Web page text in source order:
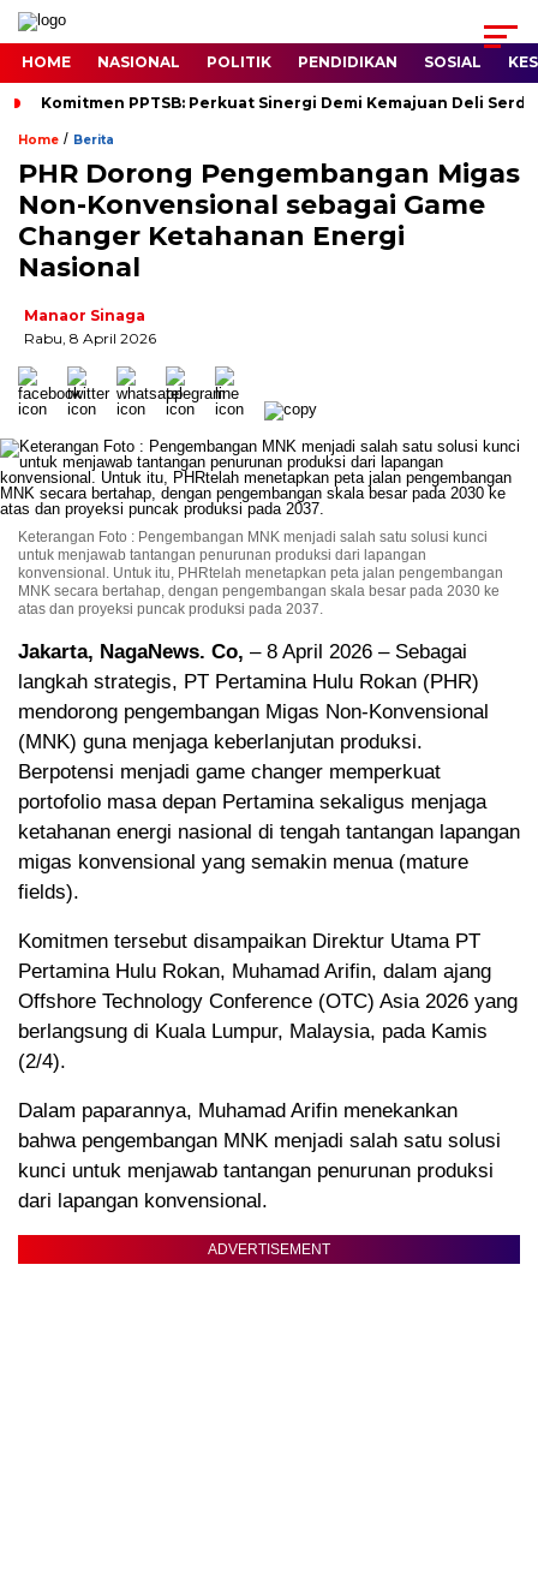
HOME NASIONAL POLITIK PENDIDIKAN SOSIAL
Komitmen PPTSB: Perkuat Sinergi Demi Kemajuan Deli
Home / Berita
PHR Dorong Pengembangan Migas
Non-Konvensional sebagai Game
Changer Ketahanan Energi
Nasional
Manaor Sinaga
Rabu, 8 April 2026
Keterangan Foto : Pengembangan MNK menjadi salah satu solusi kunci
untuk menjawab tantangan penurunan produksi dari lapangan
konvensional. Untuk itu, PHRtelah menetapkan peta jalan pengembangan
MNK secara bertahap, dengan pengembangan skala besar pada 2030 ke
atas dan proyeksi puncak produksi pada 2037.
Jakarta, NagaNews. Co, – 8 April 2026 – Sebagai
langkah strategis, PT Pertamina Hulu Rokan (PHR)
mendorong pengembangan Migas Non-Konvensional
(MNK) guna menjaga keberlanjutan produksi.
Berpotensi menjadi game changer memperkuat
portofolio masa depan Pertamina sekaligus menjaga
ketahanan energi nasional di tengah tantangan lapangan
migas konvensional yang semakin menua (mature
fields).
Komitmen tersebut disampaikan Direktur Utama PT
Pertamina Hulu Rokan, Muhamad Arifin, dalam ajang
Offshore Technology Conference (OTC) Asia 2026 yang
berlangsung di Kuala Lumpur, Malaysia, pada Kamis
(2/4).
Dalam paparannya, Muhamad Arifin menekankan
bahwa pengembangan MNK menjadi salah satu solusi
kunci untuk menjawab tantangan penurunan produksi
dari lapangan konvensional.
ADVERTISEMENT